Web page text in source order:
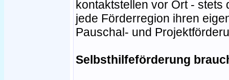
kontaktstellen vor Ort -
jede Förderregion ihren
Pauschal- und
Selbsthilfeförderung